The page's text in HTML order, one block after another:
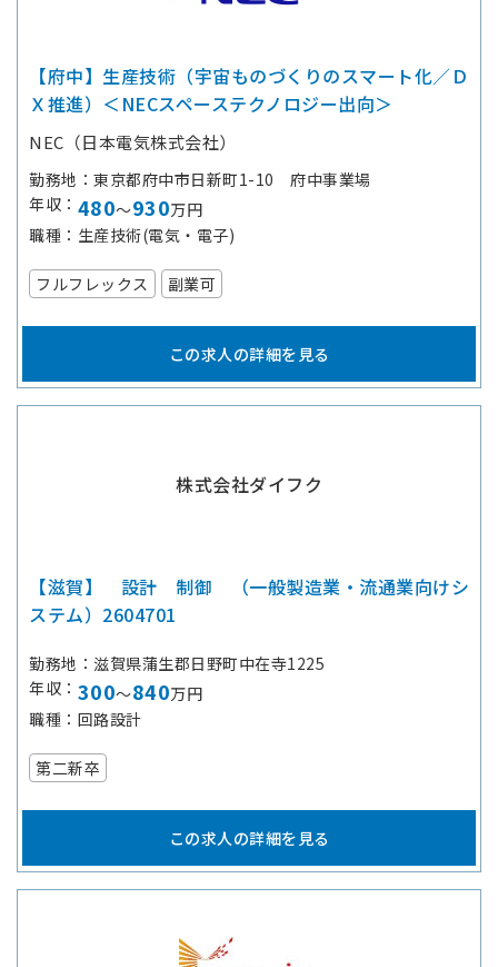
【府中】生産技術（宇宙ものづくりのスマート化／Ｄ
Ｘ推進）＜NECスペーステクノロジー出向＞
NEC（日本電気株式会社）
勤務地
東京都府中市日新町1-10 府中事業場
年収
480～930万円
職種
生産技術(電気・電子)
フルフレックス 副業可
この求人の詳細を見る
株式会社ダイフク
【滋賀】 設計 制御 （一般製造業・流通業向けシ
ステム）2604701
勤務地
滋賀県蒲生郡日野町中在寺1225
年収
300～840万円
職種
回路設計
第二新卒
この求人の詳細を見る